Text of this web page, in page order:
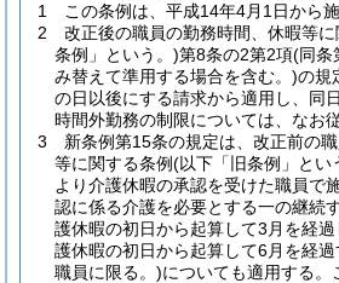
1
この条例は、平成14年4月1日から施
2
改正後の職員の勤務時間、休暇等に
条例」という。)第8条の2第2項(同条
み替えて準用する場合を含む。)の規
の日以後にする請求から適用し、同
時間外勤務の制限については、なお
3
新条例第15条の規定は、改正前の
等に関する条例(以下「旧条例」とい
より介護休暇の承認を受けた職員で
認に係る介護を必要とする一の継続
護休暇の初日から起算して3月を経
護休暇の初日から起算して6月を経
職員に限る。)についても適用する。